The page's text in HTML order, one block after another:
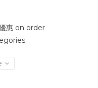
惠 on order